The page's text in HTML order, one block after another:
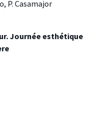
P. Casamajor
Journée esthétique